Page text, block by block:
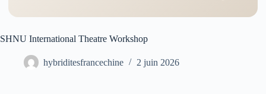
SHNU International Theatre Workshop
hybriditesfrancechine 2 juin 2026